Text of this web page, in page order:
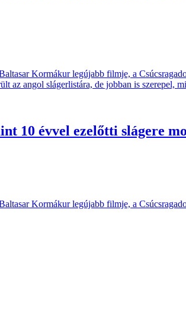
Kormákur legújabb filmje, a
az angol slágerlistára, de jobban is
10 évvel ezelőtti slágere
Kormákur legújabb filmje, a